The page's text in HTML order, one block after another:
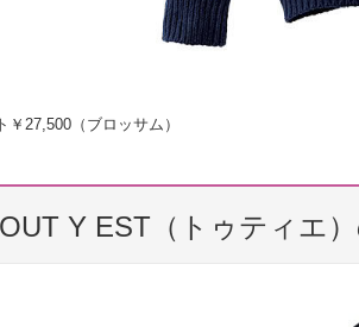
￥27,500（ブロッサム）
Y EST（トゥティエ